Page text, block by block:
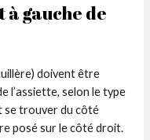
à gauche de
doivent être
l’assiette, selon le type
se trouver du côté
posé sur le côté droit.